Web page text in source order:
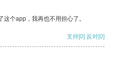
个app，我再也不用担心了。
支持[0] 反对[0]